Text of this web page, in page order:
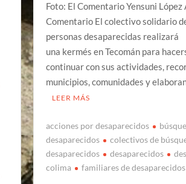
Foto: El Comentario Yensuni López
Comentario El colectivo solidario
personas desaparecidas realizará
una kermés en Tecomán para
continuar con sus actividades,
municipios, comunidades y
LEER MÁS
acciones por desaparecidos
desaparecidos
colectivos de
desaparecidos
desaparecidos
colima
familiares de desaparecidos